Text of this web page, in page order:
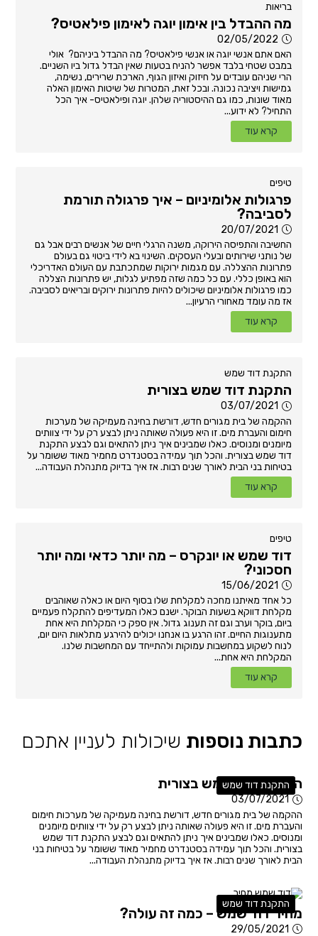
בריאות
מה ההבדל בין אימון יוגה לאימון פילאטיס?
02/05/2022
האם אתם אנשי יוגה או אנשי פילאטיס? מה ההבדל ביניהם? אולי
במבט שטחי בלבד אפשר להניח בטעות שאין הבדל גדול ביו השניים.
הרי שניהם עובדים על חיזוק ואיזון הגוף, הארכת שרירים, נשימה,
גמישות ויציבה נכונה. ובכל זאת, המטרות של שיטות האימון האלה
מאוד שונות, כמו גם ההיסטוריה שלהן. יוגה ופילאטיס- איך הכל
התחיל? לא ידוע...
קרא עוד
טיפים
פרגולות אלומיניום – איך פרגולה תורמת
לסביבה?
20/07/2021
החשיבה והתפיסה הירוקה, משנה הרגלי חיים של אנשים רבים אבל גם
של נותני שירותים ובעלי העסקים. השינוי בא לידי ביטוי גם בעולם
פתרונות ההצללה. עם מגמות ירוקות שמתכתבת עם העולם האדריכלי
הוא באופן כללי. עם כל כמה שזה מפתיע לגלות, יש פתרונות הצללה
כמו פרגולות אלומיניום שיכולים להיות פתרונות ירוקים ובריאים לסביבה.
אז מה עומד מאחורי הרעיון...
קרא עוד
התקנת דוד שמש
התקנת דוד שמש בצורית
03/07/2021
ההקמה של בית מגורים חדש, דורשת בחינה מעמיקה של מערכות
חימום והעברת מים. זו היא פעולה שאותה ניתן לבצע רק על ידי צוותים
מיומנים ומנוסים. כאלו שמבינים איך ניתן להתאים וגם לבצע התקנת
דוד שמש בצורית. והכל תוך עמידה בסטנדרט מחמיר מאוד ששומר על
בטיחות בני הבית לאורך שנים רבות. אז איך בדיוק מתנהלת העבודה...
קרא עוד
טיפים
דוד שמש או יונקרס – מה יותר כדאי ומה יותר
חסכוני?
15/06/2021
כל אחד מאיתנו מחכה למקלחת שלו בסוף היום או כאלה שאוהבים
מקלחת דווקא בשעות הבוקר. ישנם כאלו המעדיפים להתקלח פעמיים
ביום, בוקר וערב וגם זה תענוג גדול. אין ספק כי המקלחת היא אחת
מתענוגות החיים. זהו הרגע בו אנחנו יכולים להירגע מתלאות היום יום,
לנוח לשקוע במחשבות עמוקות ולהתייחד עם המחשבות שלנו.
המקלחת היא אחת...
קרא עוד
כתבות נוספות שיכולות לעניין אתכם
התקנת דוד שמש
התקנת דוד שמש בצורית
03/07/2021
ההקמה של בית מגורים חדש, דורשת בחינה מעמיקה של מערכות חימום
והעברת מים. זו היא פעולה שאותה ניתן לבצע רק על ידי צוותים מיומנים
ומנוסים. כאלו שמבינים איך ניתן להתאים וגם לבצע התקנת דוד שמש
בצורית. והכל תוך עמידה בסטנדרט מחמיר מאוד ששומר על בטיחות בני
הבית לאורך שנים רבות. אז איך בדיוק מתנהלת העבודה...
התקנת דוד שמש
מחיר דוד שמש – כמה זה עולה?
29/05/2021